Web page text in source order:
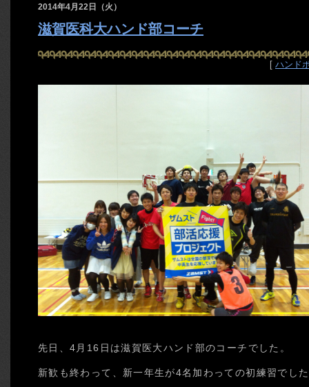
2014年4月22日（火）
滋賀医科大ハンド部コーチ
[ ハンド
先日、4月16日は滋賀医大ハンド部のコーチでした。
新歓も終わって、新一年生が4名加わっての初練習でし